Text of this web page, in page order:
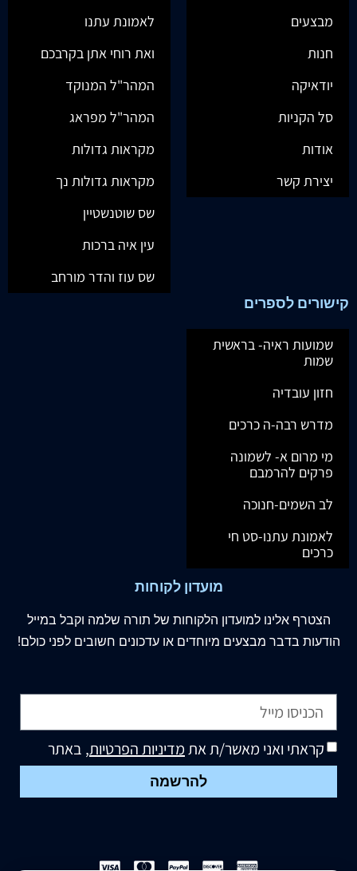
מבצעים
חנות
יודאיקה
סל הקניות
אודות
יצירת קשר
לאמונת עתנו
ואת רוחי אתן בקרבכם
המהר"ל המנוקד
המהר"ל מפראג
מקראות גדולות
מקראות גדולות נך
שס שוטנשטיין
עין איה ברכות
שס עוז והדר מורחב
קישורים לספרים
שמועות ראיה- בראשית
שמות
חזון עובדיה
מדרש רבה-ה כרכים
מי מרום א- לשמונה
פרקים להרמבם
לב השמים-חנוכה
לאמונת עתנו-סט חי
כרכים
מועדון לקוחות
הצטרף אלינו למועדון הלקוחות של תורה שלמה וקבל במייל
הודעות בדבר מבצעים מיוחדים או עדכונים חשובים לפני כולם!
קראתי ואני מאשר/ת אתמדיניות הפרטיות, באתר
להרשמה